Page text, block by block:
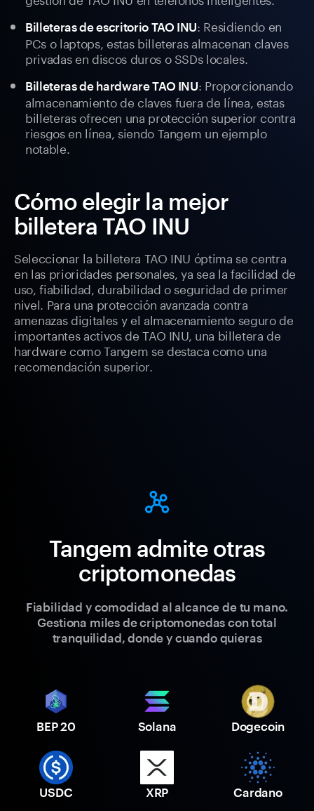
Billeteras de escritorio TAO INU: Residiendo en
PCs o laptops, estas billeteras almacenan claves
privadas en discos duros o SSDs locales.
Billeteras de hardware TAO INU: Proporcionando
almacenamiento de claves fuera de línea, estas
billeteras ofrecen una protección superior contra
riesgos en línea, siendo Tangem un ejemplo
notable.
Cómo elegir la mejor
billetera TAO INU
Seleccionar la billetera TAO INU óptima se centra
en las prioridades personales, ya sea la facilidad de
uso, fiabilidad, durabilidad o seguridad de primer
nivel. Para una protección avanzada contra
amenazas digitales y el almacenamiento seguro de
importantes activos de TAO INU, una billetera de
hardware como Tangem se destaca como una
recomendación superior.
Tangem admite otras
criptomonedas
Fiabilidad y comodidad al alcance de tu mano.
Gestiona miles de criptomonedas con total
tranquilidad, donde y cuando quieras
BEP 20 Solana Dogecoin
USDC XRP Cardano